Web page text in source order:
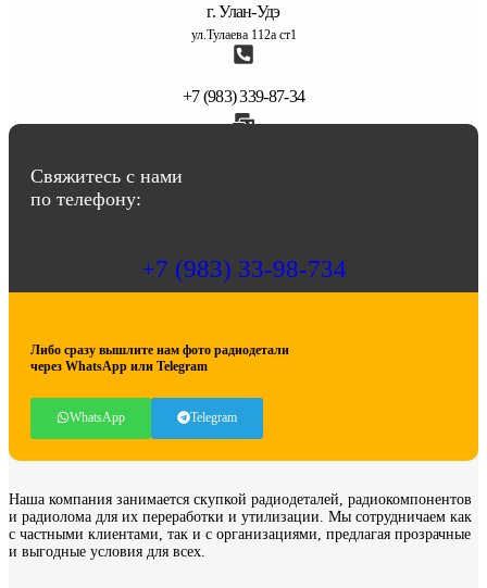
г. Улан-Удэ
ул.Тулаева 112а ст1
+7 (983) 339-87-34
Свяжитесь с нами
по телефону:
+7 (983) 33-98-734
Либо сразу вышлите нам фото радиодетали
через WhatsApp или Telegram
WhatsApp Telegram
Наша компания занимается скупкой радиодеталей, радиокомпонентов
и радиолома для их переработки и утилизации. Мы сотрудничаем как
с частными клиентами, так и с организациями, предлагая прозрачные
и выгодные условия для всех.